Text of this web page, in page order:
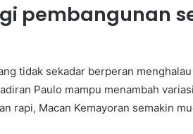
pembangunan
tidak sekadar berperan
Paulo mampu menambah
rapi, Macan Kemayoran semakin